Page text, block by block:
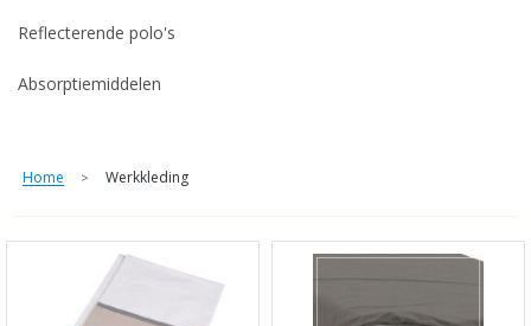
Reflecterende polo's
Absorptiemiddelen
Home > Werkkleding